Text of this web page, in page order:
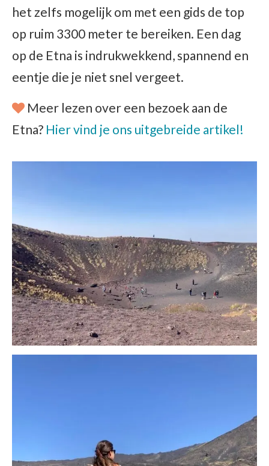
het zelfs mogelijk om met een gids de top
op ruim 3300 meter te bereiken. Een dag
op de Etna is indrukwekkend, spannend en
eentje die je niet snel vergeet.
Meer lezen over een bezoek aan de
Etna? Hier vind je ons uitgebreide artikel!